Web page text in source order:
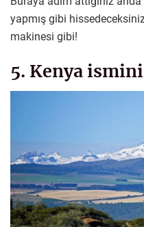
yapmış gibi
makinesi gibi!
5. Kenya